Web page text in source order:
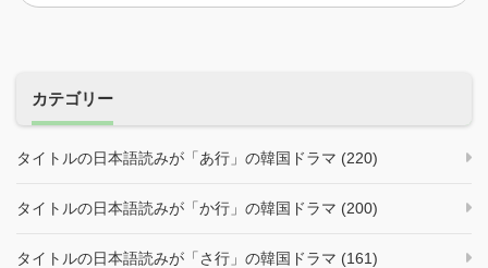
カテゴリー
タイトルの日本語読みが「あ行」の韓国ドラマ (220)
タイトルの日本語読みが「か行」の韓国ドラマ (200)
タイトルの日本語読みが「さ行」の韓国ドラマ (161)